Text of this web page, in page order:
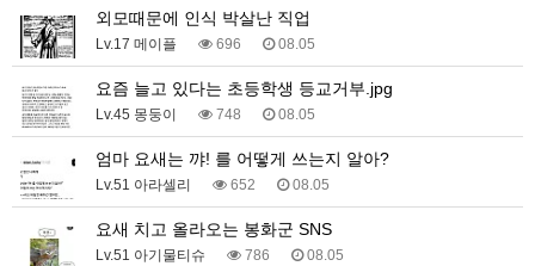
외모때문에 인식 박살난 직업
Lv.17 메이플 696 08.05
요즘 늘고 있다는 초등학생 등교거부.jpg
Lv.45 몽둥이 748 08.05
엄마 요새는 꺄! 를 어떻게 쓰는지 알아?
Lv.51 아라셀리 652 08.05
요새 치고 올라오는 봉화군 SNS
Lv.51 아기물티슈 786 08.05